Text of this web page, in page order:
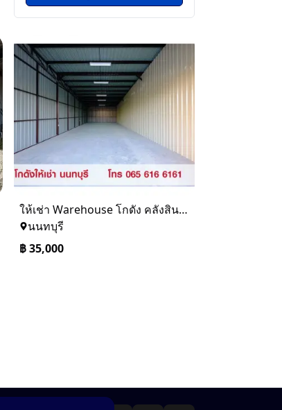
ให้เช่า Warehouse โกดัง คลังสินค้า ขนาด 108 ตร.ม. สนามบินน้ำ นนทบุรี
นนทบุรี
฿35,000